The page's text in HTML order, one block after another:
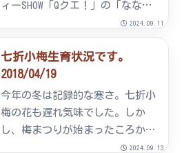
ィーSHOW「Qクエ！」の「ななお
れ梅まつり」の収録がありまし
た。梅干・梅肉を使った「梅組合
の梅うどん」「砥部町農業後継者
の梅たこ焼き」「岩谷地区咲楽会
の梅焼きそば」「地元青年...
2024.09.11
七折小梅生育状況です。
2018/04/19
今年の冬は記録的な寒さ。七折小
梅の花も遅れ気味でした。しか
し、梅まつりが始まったころから
気温が急に上がり、開花が進みま
2024.09.13